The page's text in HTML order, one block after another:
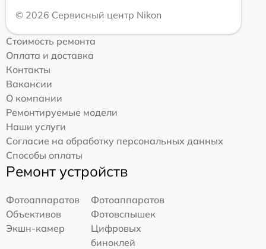
© 2026 Сервисный центр Nikon
Стоимость ремонта
Оплата и доставка
Контакты
Вакансии
О компании
Ремонтируемые модели
Наши услуги
Согласие на обработку персональных данных
Способы оплаты
Ремонт устройств
Фотоаппаратов
Фотоаппаратов
Объективов
Фотовспышек
Экшн-камер
Цифровых
биноклей